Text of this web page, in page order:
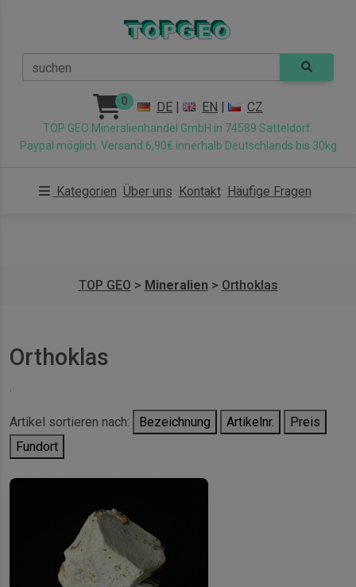
suchen
0 DE | EN | CZ
TOP GEO Mineralienhandel GmbH in 74589 Satteldorf.
Paypal möglich. Versand 6,90€ innerhalb Deutschlands bis 30kg
Kategorien Über uns Kontakt Häufige Fragen
TOP GEO > Mineralien > Orthoklas
Orthoklas
.
Artikel sortieren nach: Bezeichnung Artikelnr.
Preis
Fundort